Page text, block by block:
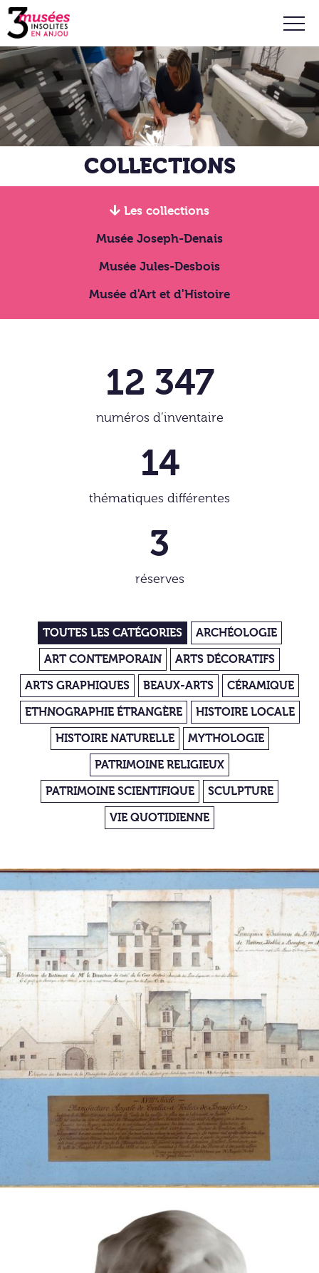
COLLECTIONS
Les collections
Musée Joseph-Denais
Musée Jules-Desbois
Musée d'Art et d'Histoire
12 347
numéros d’inventaire
14
thématiques différentes
3
réserves
TOUTES LES CATÉGORIES ARCHÉOLOGIE
ART CONTEMPORAIN ARTS DÉCORATIFS
ARTS GRAPHIQUES BEAUX-ARTS CÉRAMIQUE
ETHNOGRAPHIE ÉTRANGÈRE HISTOIRE LOCALE
HISTOIRE NATURELLE MYTHOLOGIE
PATRIMOINE RELIGIEUX
PATRIMOINE SCIENTIFIQUE SCULPTURE
VIE QUOTIDIENNE